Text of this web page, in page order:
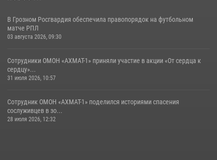
В Грозном Росгвардия обеспечила правопорядок на футбольном
матче РПЛ
03 августа 2026, 09:30
Сотрудники ОМОН «АХМАТ-1» приняли участие в акции «От сердца к
сердцу»...
31 июля 2026, 10:57
Сотрудник ОМОН «АХМАТ-1» поделился историями спасения
сослуживцев в зо...
28 июля 2026, 12:32